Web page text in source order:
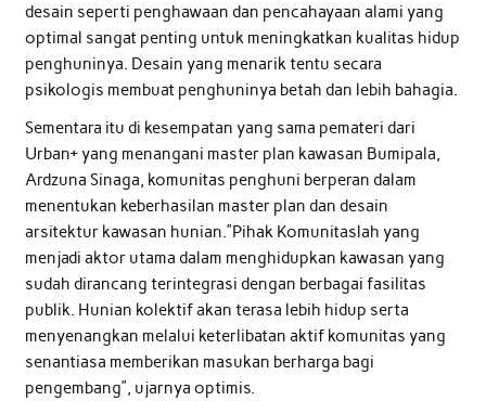
desain seperti penghawaan dan pencahayaan alami yang
optimal sangat penting untuk meningkatkan kualitas hidup
penghuninya. Desain yang menarik tentu secara
psikologis membuat penghuninya betah dan lebih bahagia.
Sementara itu di kesempatan yang sama pemateri dari
Urban+ yang menangani master plan kawasan Bumipala,
Ardzuna Sinaga, komunitas penghuni berperan dalam
menentukan keberhasilan master plan dan desain
arsitektur kawasan hunian.”Pihak Komunitaslah yang
menjadi aktor utama dalam menghidupkan kawasan yang
sudah dirancang terintegrasi dengan berbagai fasilitas
publik. Hunian kolektif akan terasa lebih hidup serta
menyenangkan melalui keterlibatan aktif komunitas yang
senantiasa memberikan masukan berharga bagi
pengembang”, ujarnya optimis.